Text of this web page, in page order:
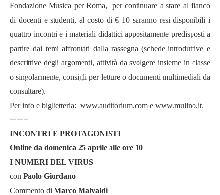
Fondazione Musica per Roma,
per continuare a stare al fianco
di docenti e studenti, al costo di€ 10 saranno resi disponibili i
quattro incontri e i materiali didattici appositamente predisposti a
partire dai temi affrontati dalla rassegna (schede introduttive e
descrittive degli argomenti, attività da svolgere insieme in classe
o singolarmente, consigli per letture o documenti multimediali da
consultare).
Per info e biglietteria: www.auditorium.com e www.mulino.it.
——-
INCONTRI E PROTAGONISTI
Online da domenica 25 aprile alle ore 10
I NUMERI DEL VIRUS
con Paolo Giordano
Commento di Marco Malvaldi